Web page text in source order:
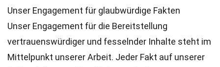
Unser Engagement für glaubwürdige Fakten
Unser Engagement für die Bereitstellung
vertrauenswürdiger und fesselnder Inhalte steht im
Mittelpunkt unserer Arbeit. Jeder Fakt auf unserer